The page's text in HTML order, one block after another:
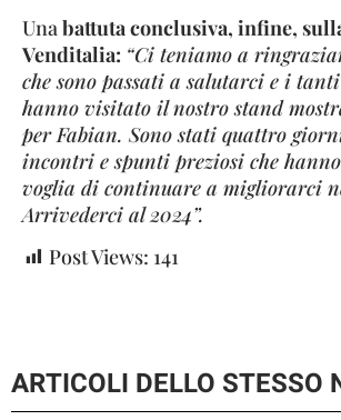
Una battuta conclusiva, infine,
Venditalia: “Ci teniamo a
che sono passati a salutarci e i
hanno visitato il nostro stand
per Fabian. Sono stati quattro
incontri e spunti preziosi che
voglia di continuare a migliorarci
Arrivederci al 2024”.
Post Views: 141
ARTICOLI DELLO STESSO